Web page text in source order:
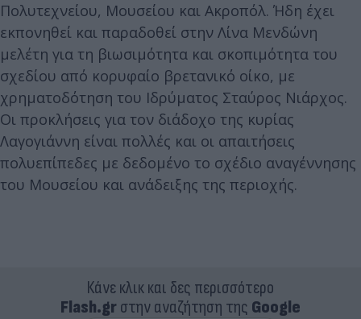
Πολυτεχνείου, Μουσείου και Ακροπόλ. Ήδη έχει
εκπονηθεί και παραδοθεί στην Λίνα Μενδώνη
μελέτη για τη βιωσιμότητα και σκοπιμότητα του
σχεδίου από κορυφαίο βρετανικό οίκο, με
χρηματοδότηση του Ιδρύματος Σταύρος Νιάρχος.
Oι προκλήσεις για τον διάδοχο της κυρίας
Λαγογιάννη είναι πολλές και οι απαιτήσεις
πολυεπίπεδες με δεδομένο το σχέδιο αναγέννησης
του Μουσείου και ανάδειξης της περιοχής.
Κάνε κλικ και δες περισσότερο
Flash.grστην αναζήτηση της Google